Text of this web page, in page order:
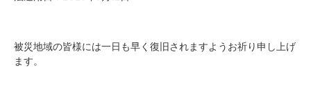
被災地域の皆様には一日も早く復旧されますようお祈り申し上げ
ます。